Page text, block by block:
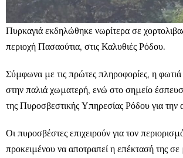
Πυρκαγιά εκδηλώθηκε νωρίτερα σε
περιοχή Πασαούτια, στις Καλυθιές Ρόδου.
Σύμφωνα με τις πρώτες πληροφορίες, η
στην παλιά χωματερή, ενώ στο σημείο
της Πυροσβεστικής Υπηρεσίας Ρόδου για την
Οι πυροσβέστες επιχειρούν για τον
προκειμένου να αποτραπεί η επέκτασή της